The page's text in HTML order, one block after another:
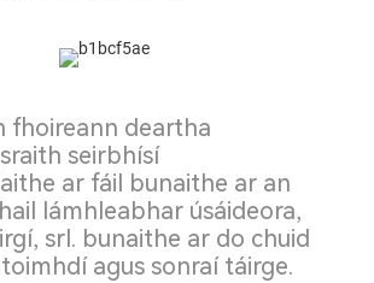
fhoireann deartha
seirbhísí
ar fáil bunaithe ar an
lámhleabhar úsáideora,
srl. bunaithe ar do chuid
agus sonraí táirge.